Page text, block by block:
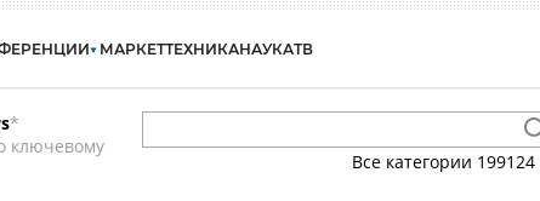
МАРКЕТТЕХНИКАНАУКАТВ
*
ключевому
Все категории 199124